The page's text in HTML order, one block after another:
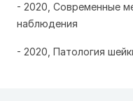
- 2020, Современные
наблюдения
- 2020, Патология